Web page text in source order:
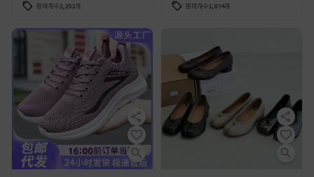
판매개수2,252개 판매개수1,874개